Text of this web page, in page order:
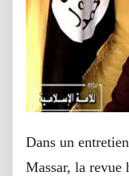
Dans un
Massar, la revue